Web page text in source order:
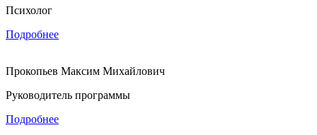
Психолог
Подробнее
Прокопьев Максим Михайлович
Руководитель программы
Подробнее